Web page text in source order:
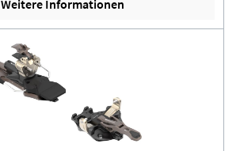
Weitere Informationen